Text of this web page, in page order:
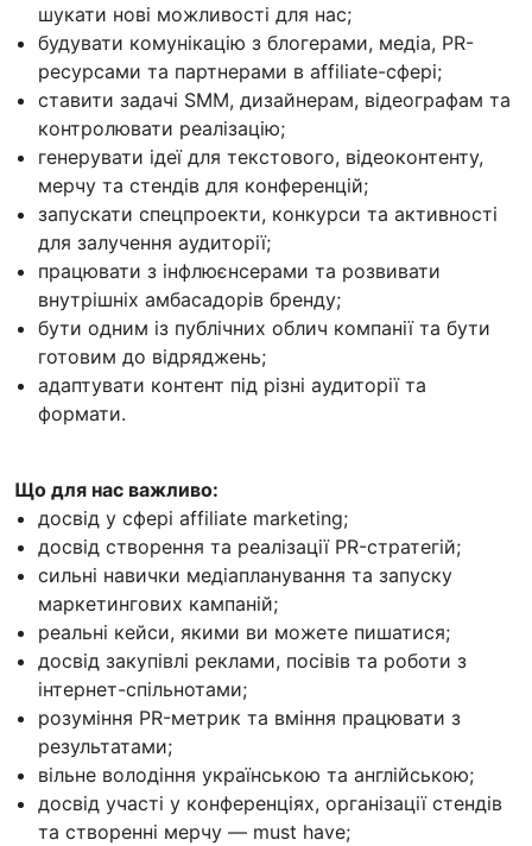
шукати нові можливості для нас;
будувати комунікацію з блогерами, медіа, PR-
ресурсами та партнерами в affiliate-сфері;
ставити задачі SMM, дизайнерам, відеографам та
контролювати реалізацію;
генерувати ідеї для текстового, відеоконтенту,
мерчу та стендів для конференцій;
запускати спецпроекти, конкурси та активності
для залучення аудиторії;
працювати з інфлюєнсерами та розвивати
внутрішніх амбасадорів бренду;
бути одним із публічних облич компанії та бути
готовим до відряджень;
адаптувати контент під різні аудиторії та
формати.
Що для нас важливо:
досвід у сфері affiliate marketing;
досвід створення та реалізації PR-стратегій;
сильні навички медіапланування та запуску
маркетингових кампаній;
реальні кейси, якими ви можете пишатися;
досвід закупівлі реклами, посівів та роботи з
інтернет-спільнотами;
розуміння PR-метрик та вміння працювати з
результатами;
вільне володіння українською та англійською;
досвід участі у конференціях, організації стендів
та створенні мерчу — must have;